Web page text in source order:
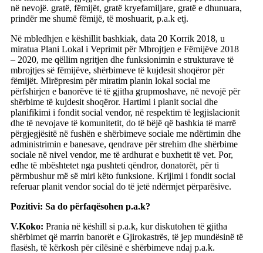
në nevojë. gratë, fëmijët, gratë kryefamiljare, gratë e dhunuara,
prindër me shumë fëmijë, të moshuarit, p.a.k etj.
Në mbledhjen e këshillit bashkiak, data 20 Korrik 2018, u
miratua Plani Lokal i Veprimit për Mbrojtjen e Fëmijëve 2018
– 2020, me qëllim ngritjen dhe funksionimin e strukturave të
mbrojtjes së fëmijëve, shërbimeve të kujdesit shoqëror për
fëmijët. Mirëpresim për miratim planin lokal social me
përfshirjen e banorëve të të gjitha grupmoshave, në nevojë për
shërbime të kujdesit shoqëror. Hartimi i planit social dhe
planifikimi i fondit social vendor, në respektim të legjislacionit
dhe të nevojave të komunitetit, do të bëjë që bashkia të marrë
përgjegjësitë në fushën e shërbimeve sociale me ndërtimin dhe
administrimin e banesave, qendrave për strehim dhe shërbime
sociale në nivel vendor, me të ardhurat e buxhetit të vet. Por,
edhe të mbështetet nga pushteti qëndror, donatorët, për ti
përmbushur më së miri këto funksione. Krijimi i fondit social
referuar planit vendor social do të jetë ndërmjet përparësive.
Pozitivi: Sa do përfaqësohen p.a.k?
V.Koko: Prania në këshill si p.a.k, kur diskutohen të gjitha
shërbimet që marrin banorët e Gjirokastrës, të jep mundësinë të
flasësh, të kërkosh për cilësinë e shërbimeve ndaj p.a.k.